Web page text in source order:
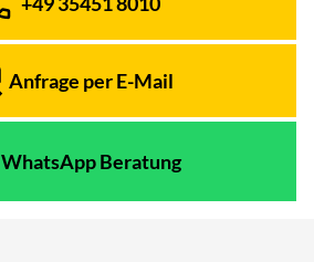
Telefon:
Anfrage per E-Mail
WhatsApp Beratung